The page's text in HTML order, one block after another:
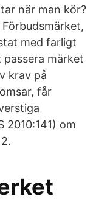
när man kör?
med farligt
märket
krav på
får
2010:141) om